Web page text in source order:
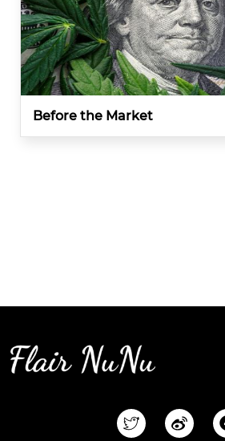
Before the Market